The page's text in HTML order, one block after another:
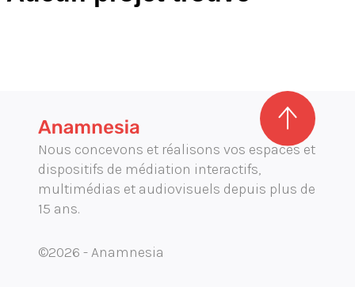
Projection immersive
Réalité augmentée / virtuelle
Tournage et captation
Nous concevons et réalisons vos espaces et
dispositifs de médiation interactifs,
multimédias et audiovisuels depuis plus de
15 ans.
©2026 - Anamnesia